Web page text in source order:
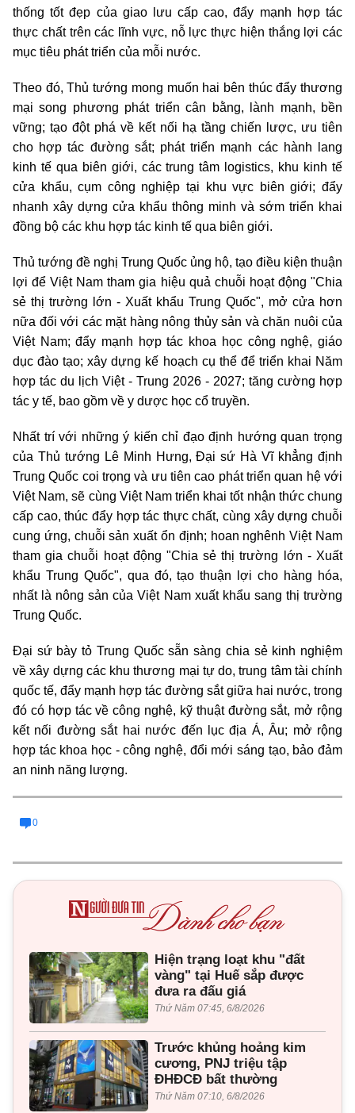
thống tốt đẹp của giao lưu cấp cao, đẩy mạnh hợp tác
thực chất trên các lĩnh vực, nỗ lực thực hiện thắng lợi các
mục tiêu phát triển của mỗi nước.
Theo đó, Thủ tướng mong muốn hai bên thúc đẩy thương
mại song phương phát triển cân bằng, lành mạnh, bền
vững; tạo đột phá về kết nối hạ tầng chiến lược, ưu tiên
cho hợp tác đường sắt; phát triển mạnh các hành lang
kinh tế qua biên giới, các trung tâm logistics, khu kinh tế
cửa khẩu, cụm công nghiệp tại khu vực biên giới; đẩy
nhanh xây dựng cửa khẩu thông minh và sớm triển khai
đồng bộ các khu hợp tác kinh tế qua biên giới.
Thủ tướng đề nghị Trung Quốc ủng hộ, tạo điều kiện thuận
lợi để Việt Nam tham gia hiệu quả chuỗi hoạt động "Chia
sẻ thị trường lớn - Xuất khẩu Trung Quốc", mở cửa hơn
nữa đối với các mặt hàng nông thủy sản và chăn nuôi của
Việt Nam; đẩy mạnh hợp tác khoa học công nghệ, giáo
dục đào tạo; xây dựng kế hoạch cụ thể để triển khai Năm
hợp tác du lịch Việt - Trung 2026 - 2027; tăng cường hợp
tác y tế, bao gồm về y dược học cổ truyền.
Nhất trí với những ý kiến chỉ đạo định hướng quan trọng
của Thủ tướng Lê Minh Hưng, Đại sứ Hà Vĩ khẳng định
Trung Quốc coi trọng và ưu tiên cao phát triển quan hệ với
Việt Nam, sẽ cùng Việt Nam triển khai tốt nhận thức chung
cấp cao, thúc đẩy hợp tác thực chất, cùng xây dựng chuỗi
cung ứng, chuỗi sản xuất ổn định; hoan nghênh Việt Nam
tham gia chuỗi hoạt động "Chia sẻ thị trường lớn - Xuất
khẩu Trung Quốc", qua đó, tạo thuận lợi cho hàng hóa,
nhất là nông sản của Việt Nam xuất khẩu sang thị trường
Trung Quốc.
Đại sứ bày tỏ Trung Quốc sẵn sàng chia sẻ kinh nghiệm
về xây dựng các khu thương mại tự do, trung tâm tài chính
quốc tế, đẩy mạnh hợp tác đường sắt giữa hai nước, trong
đó có hợp tác về công nghệ, kỹ thuật đường sắt, mở rộng
kết nối đường sắt hai nước đến lục địa Á, Âu; mở rộng
hợp tác khoa học - công nghệ, đổi mới sáng tạo, bảo đảm
an ninh năng lượng.
0
Hiện trạng loạt khu "đất
vàng" tại Huế sắp được
đưa ra đấu giá
Thứ Năm 07:45, 6/8/2026
Trước khủng hoảng kim
cương, PNJ triệu tập
ĐHĐCĐ bất thường
Thứ Năm 07:10, 6/8/2026